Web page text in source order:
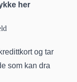
her
og tar
som kan dra